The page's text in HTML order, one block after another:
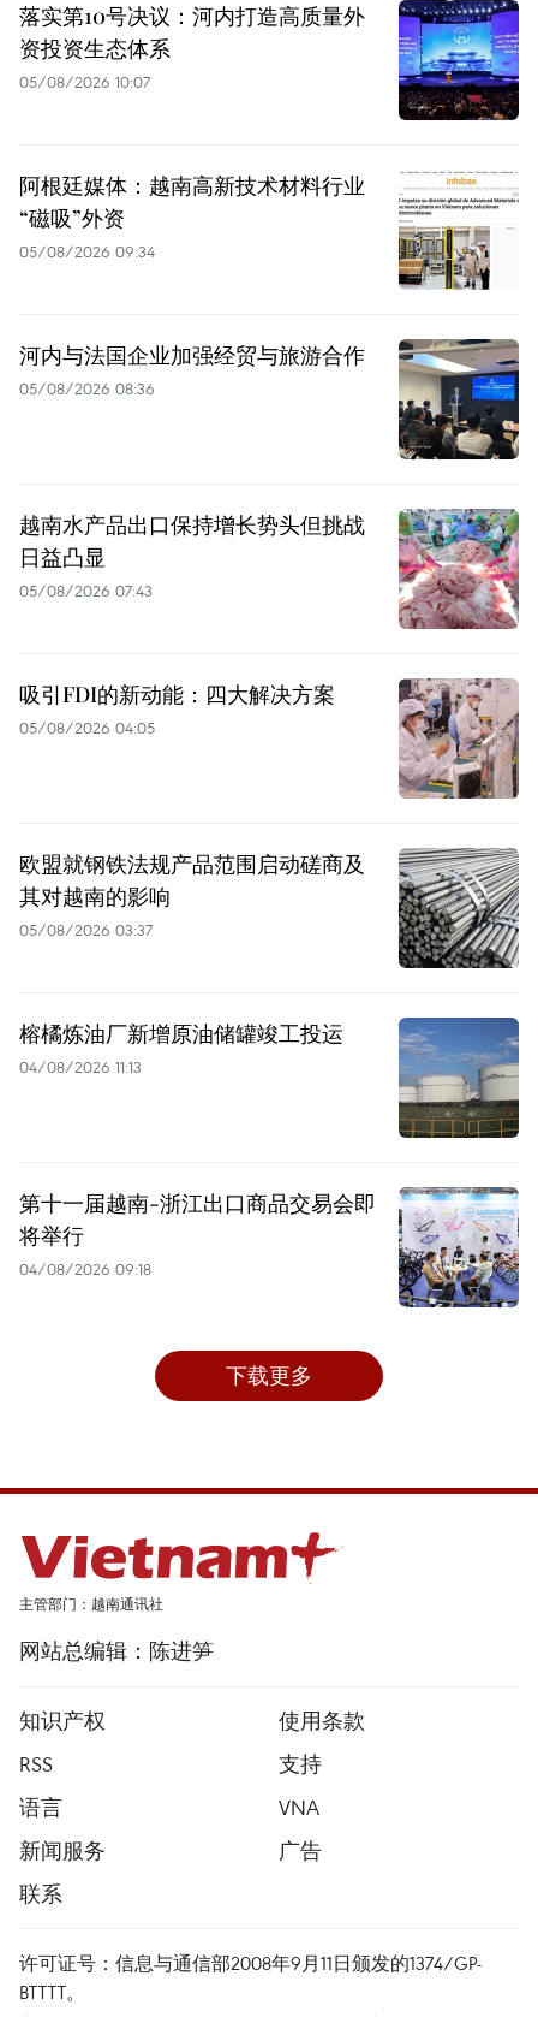
落实第10号决议：河内打造高质量外
资投资生态体系
05/08/2026 10:07
阿根廷媒体：越南高新技术材料行业
“磁吸”外资
05/08/2026 09:34
河内与法国企业加强经贸与旅游合作
05/08/2026 08:36
越南水产品出口保持增长势头但挑战
日益凸显
05/08/2026 07:43
吸引FDI的新动能：四大解决方案
05/08/2026 04:05
欧盟就钢铁法规产品范围启动磋商及
其对越南的影响
05/08/2026 03:37
榕橘炼油厂新增原油储罐竣工投运
04/08/2026 11:13
第十一届越南-浙江出口商品交易会即
将举行
04/08/2026 09:18
下载更多
主管部门：越南通讯社
网站总编辑：陈进笋
知识产权
使用条款
RSS
支持
语言
VNA
新闻服务
广告
联系
许可证号：信息与通信部2008年9月11日颁发的1374/GP-
BTTTT。